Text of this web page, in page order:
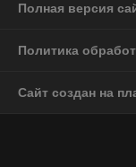
Полная версия
Политика
Сайт создан на